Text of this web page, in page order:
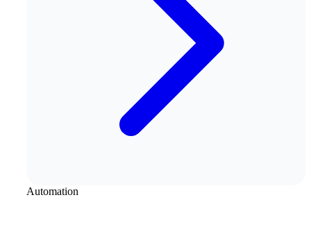
Automation